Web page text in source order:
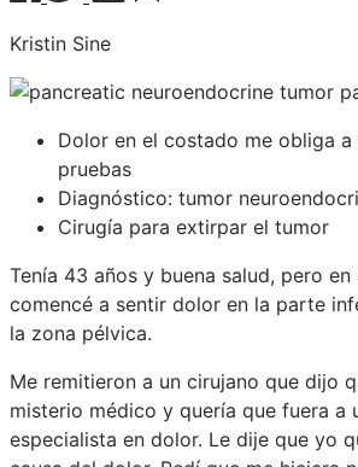
Kristin Sine
Dolor en el costado me obliga a
pruebas
Diagnóstico: tumor
Cirugía para extirpar el tumor
Tenía 43 años y buena salud, pero
comencé a sentir dolor en la parte
la zona pélvica.
Me remitieron a un cirujano que dijo
misterio médico y quería que fuera a
especialista en dolor. Le dije que yo